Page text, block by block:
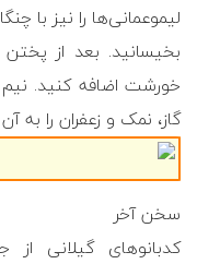
لیموعمانی‌ها را نیز با
بخیسانید. بعد از
خورشت اضافه کنید.
گاز، نمک و زعفران را به
سخن آخر
کدبانوهای گیلانی از